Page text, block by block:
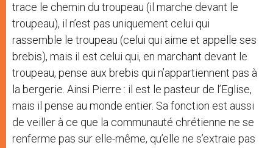
trace le chemin du troupeau (il marche devant le
troupeau), il n’est pas uniquement celui qui
rassemble le troupeau (celui qui aime et appelle ses
brebis), mais il est celui qui, en marchant devant le
troupeau, pense aux brebis qui n’appartiennent pas à
la bergerie. Ainsi Pierre : il est le pasteur de l’Eglise,
mais il pense au monde entier. Sa fonction est aussi
de veiller à ce que la communauté chrétienne ne se
renferme pas sur elle-même, qu’elle ne s’extraie pas